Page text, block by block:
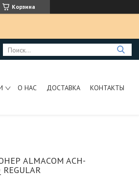
Корзина
О НАС ДОСТАВКА КОНТАКТЫ
ALMACOM ACH-